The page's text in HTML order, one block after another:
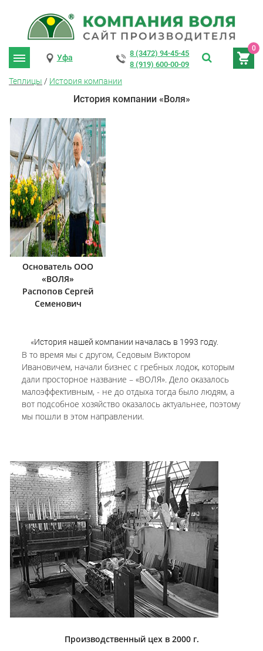
0
Уфа
8 (3472) 94-45-45
8 (919) 600-00-09
Теплицы / История компании
История компании «Воля»
Основатель ООО
«ВОЛЯ»
Распопов Сергей
Семенович
«История нашей компании началась в 1993 году.
В то время мы с другом, Седовым Виктором
Ивановичем, начали бизнес с гребных лодок, которым
дали просторное название – «ВОЛЯ». Дело оказалось
малоэффективным, - не до отдыха тогда было людям, а
вот подсобное хозяйство оказалось актуальнее, поэтому
мы пошли в этом направлении.
Производственный цех в 2000 г.